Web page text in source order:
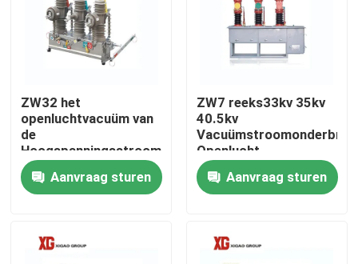
Huis
ZW32 het
openluchtvacuüm van
de
Hoogspanningsstroomonderbreker
Aanvraag sturen
ZW7 reeks33kv 35kv
40.5kv
Openlucht
Aanvraag sturen